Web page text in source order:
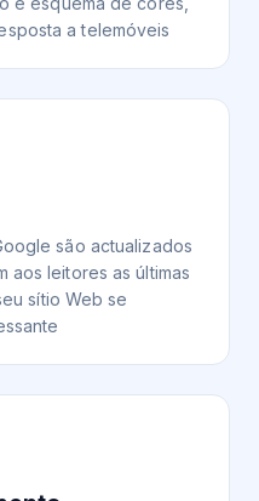
a telemóveis
são actualizados
aos leitores as últimas
sítio Web se